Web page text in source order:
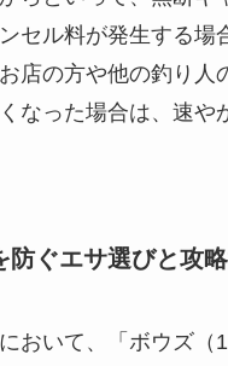
セル料が発生する場
店の方や他の釣り人
なった場合は、速や
防ぐエサ選びと攻
おいて、「ボウズ（